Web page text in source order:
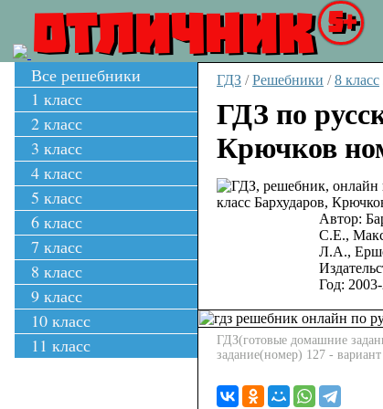
ОТЛИЧНИК 5+
Все решебники
1 класс
2 класс
3 класс
4 класс
5 класс
6 класс
7 класс
8 класс
9 класс
10 класс
11 класс
ГДЗ / Решебники / 8 класс
ГДЗ по
Крючков
Автор:
С.Е.,
Л.А.,
Год:
ГДЗ(готовые домашние
задание(номер) 127 -